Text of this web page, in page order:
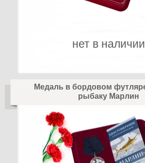
нет в наличии
Медаль в бордовом
рыбаку Марлин